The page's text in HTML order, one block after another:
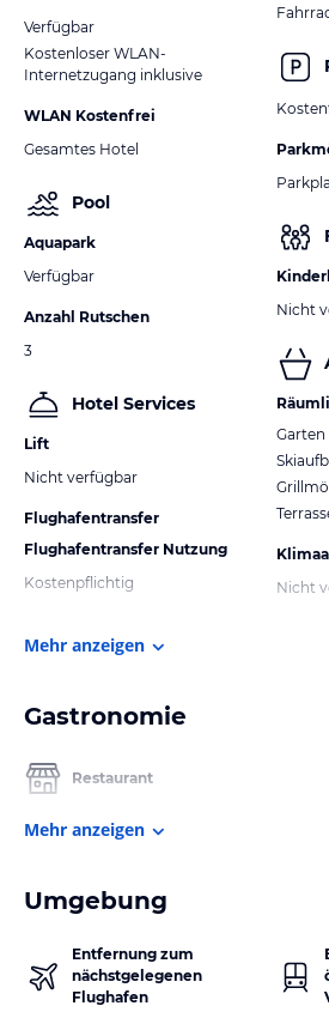
Verfügbar
Kostenloser WLAN-
Internetzugang inklusive
WLAN Kostenfrei
Gesamtes Hotel
Pool
Aquapark
Verfügbar
Anzahl Rutschen
3
Hotel Services
Lift
Nicht verfügbar
Flughafentransfer
Flughafentransfer Nutzung
Kostenpflichtig
Nicht
Garten
Nicht
Mehr anzeigen
Gastronomie
Restaurant
Mehr anzeigen
Umgebung
Entfernung zum
nächstgelegenen
Flughafen